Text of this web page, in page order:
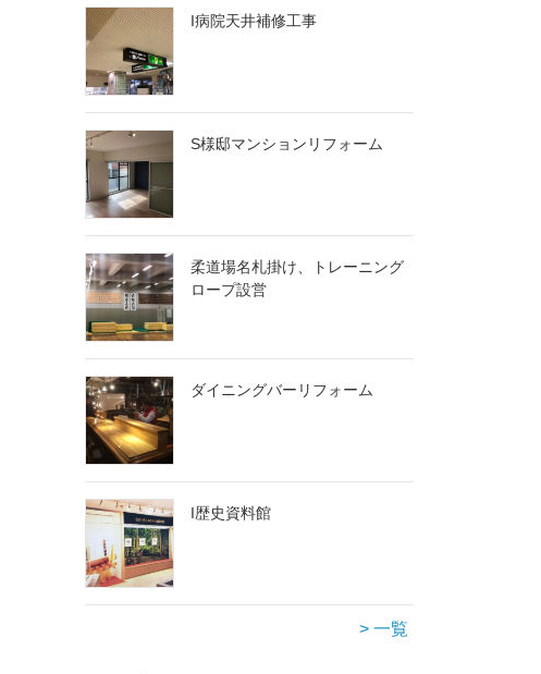
I病院天井補修工事
S様邸マンションリフォーム
柔道場名札掛け、トレーニング
ロープ設営
ダイニングバーリフォーム
I歴史資料館
> 一覧